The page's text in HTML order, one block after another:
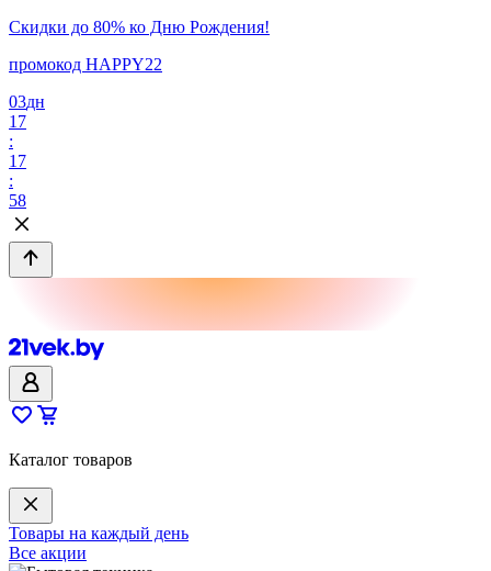
Скидки до 80% ко Дню Рождения!
промокод HAPPY22
03дн
17
:
17
:
58
Каталог товаров
Товары на каждый день
Все акции